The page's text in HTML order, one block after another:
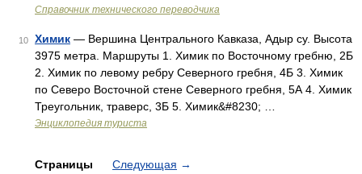
Справочник технического переводчика
10 Химик — Вершина Центрального Кавказа, Адыр су. Высота
3975 метра. Маршруты 1. Химик по Восточному гребню, 2Б
2. Химик по левому ребру Северного гребня, 4Б 3. Химик
по Северо Восточной стене Северного гребня, 5А 4. Химик
Треугольник, траверс, 3Б 5. Химик&#8230; …
Энциклопедия туриста
Страницы Следующая →